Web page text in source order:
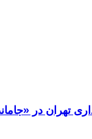
تهران در